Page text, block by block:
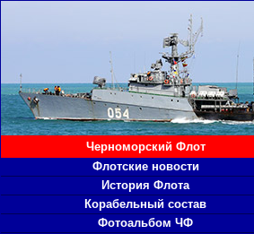
Черноморский Флот
Флотские новости
История Флота
Корабельный состав
Фотоальбом ЧФ